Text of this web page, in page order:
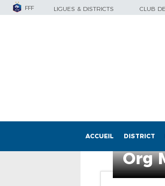
FFF LIGUES & DISTRICTS CLUB
ACCUEIL DISTRICT
Org